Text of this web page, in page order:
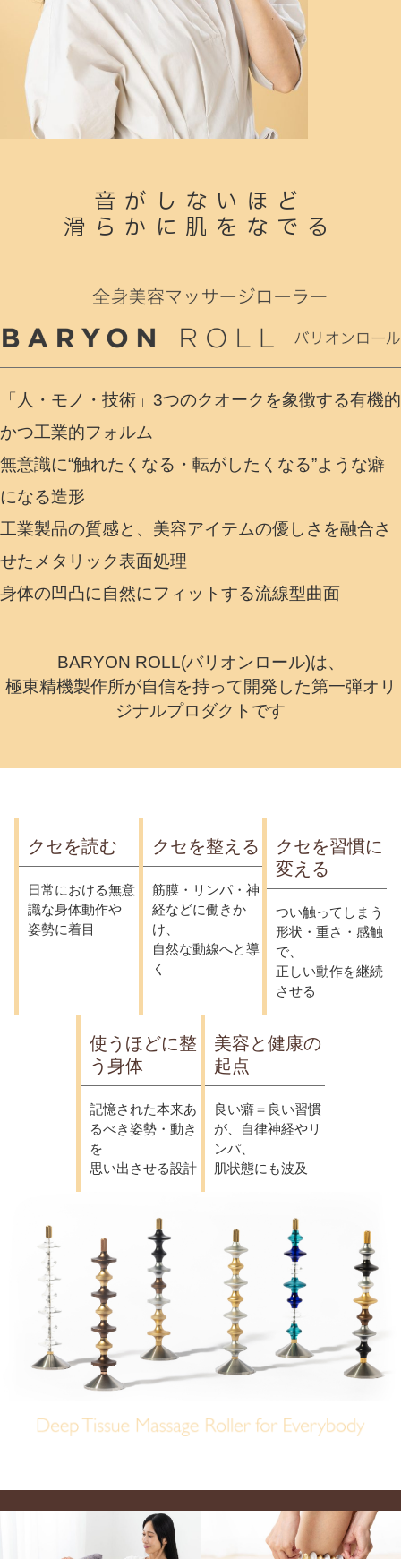
音がしないほど
滑らかに肌をなでる
「人・モノ・技術」3つのクオークを象徴する有機的
かつ工業的フォルム
無意識に“触れたくなる・転がしたくなる”ような癖
になる造形
工業製品の質感と、美容アイテムの優しさを融合さ
せたメタリック表面処理
身体の凹凸に自然にフィットする流線型曲面
BARYON ROLL(バリオンロール)は、
極東精機製作所が自信を持って開発した第一弾オリ
ジナルプロダクトです
クセを読む
日常における無意
識な身体動作や
姿勢に着目
クセを整える
筋膜・リンパ・神
経などに働きか
け、
自然な動線へと導
く
クセを習慣に
変える
つい触ってしまう
形状・重さ・感触
で、
正しい動作を継続
させる
使うほどに整
う身体
記憶された本来あ
るべき姿勢・動き
を
思い出させる設計
美容と健康の
起点
良い癖＝良い習慣
が、自律神経やリ
ンパ、
肌状態にも波及